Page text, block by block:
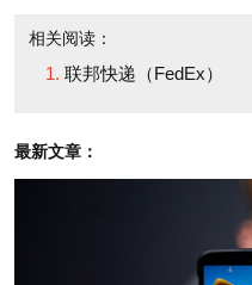
答：2000年，快递市场
3,500亿至4,000亿美元。
相关阅读：
联邦快递（FedEx）
最新文章：